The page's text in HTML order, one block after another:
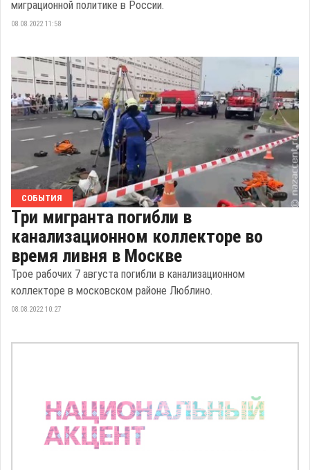
миграционной политике в России.
08.08.2022 11:58
СОБЫТИЯ
Три мигранта погибли в
канализационном коллекторе во
время ливня в Москве
Трое рабочих 7 августа погибли в канализационном
коллекторе в московском районе Люблино.
08.08.2022 10:27